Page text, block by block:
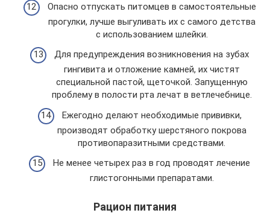
Опасно отпускать питомцев в самостоятельные
прогулки, лучше выгуливать их с самого детства
с использованием шлейки.
Для предупреждения возникновения на зубах
гингивита и отложение камней, их чистят
специальной пастой, щеточкой. Запущенную
проблему в полости рта лечат в ветлечебнице.
Ежегодно делают необходимые прививки,
производят обработку шерстяного покрова
противопаразитными средствами.
Не менее четырех раз в год проводят лечение
глистогонными препаратами.
Рацион питания